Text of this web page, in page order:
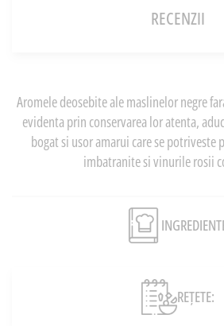
RECENZII
Aromele deosebite ale maslinelor negre
evidenta prin conservarea lor atenta,
bogat si usor amarui care se potriveste
imbatranite si vinurile rosii
REȚETE: